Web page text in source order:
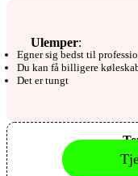
Ulemper:
Egner sig bedst til
Du kan få billigere
Det er tungt